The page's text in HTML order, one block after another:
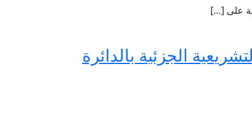
الجزئية بالدائرة